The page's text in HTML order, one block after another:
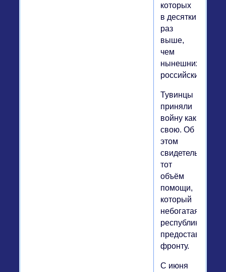
которых
в десятки
раз
выше,
чем
нынешних
российских).
Тувинцы
приняли
войну как
свою. Об
этом
свидетельствует
тот
объём
помощи,
который
небогатая
республика
предоставила
фронту.
С июня